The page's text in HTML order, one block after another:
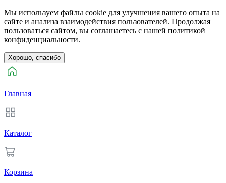
Мы используем файлы cookie для улучшения вашего опыта на
сайте и анализа взаимодействия пользователей. Продолжая
пользоваться сайтом, вы соглашаетесь с нашей политикой
конфиденциальности.
Хорошо, спасибо
Главная
Каталог
Корзина